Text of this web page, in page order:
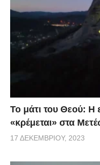
Το μάτι του Θεού:
«κρέμεται» στα
17 ΔΕΚΕΜΒΡΊΟΥ, 2023